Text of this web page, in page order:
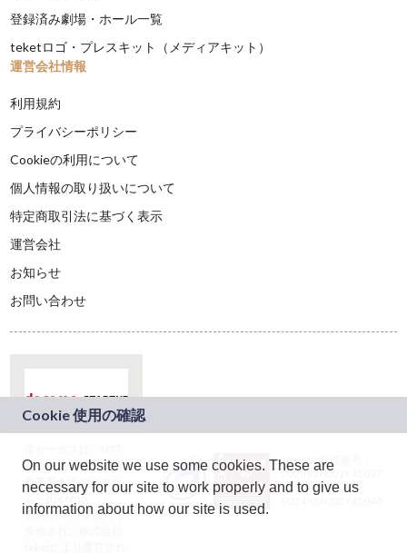
登録済み劇場・ホール一覧
teketロゴ・プレスキット（メディアキット）
運営会社情報
利用規約
プライバシーポリシー
Cookieの利用について
個人情報の取り扱いについて
特定商取引法に基づく表示
運営会社
お知らせ
お問い合わせ
ドコモグループの新
規事業創出プログラ
ム「docomo
STARTUP」を通じて
JASRAC許諾番号：
9024936001Y45037
JASRAC許諾番号：
On our website we use some cookies. These are
necessary for our site to work properly and to give us
information about how our site is used.